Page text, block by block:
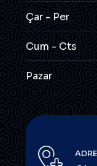
Çar - Per
Cum - Cts
Pazar